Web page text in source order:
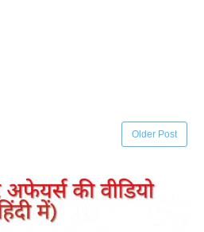
Older Post